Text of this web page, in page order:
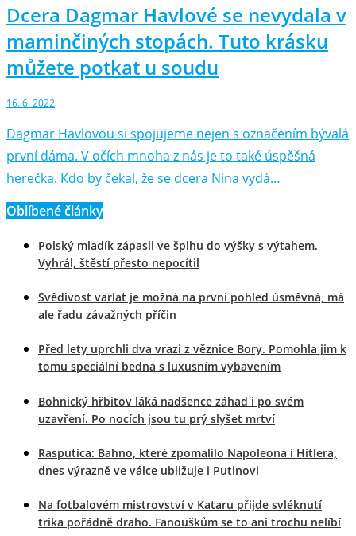
Dcera Dagmar Havlové se nevydala v
maminčiných stopách. Tuto krásku
můžete potkat u soudu
16. 6. 2022
Dagmar Havlovou si spojujeme nejen s označením bývalá
první dáma. V očích mnoha z nás je to také úspěšná
herečka. Kdo by čekal, že se dcera Nina vydá…
Oblíbené články
Polský mladík zápasil ve šplhu do výšky s výtahem.
Vyhrál, štěstí přesto nepocítil
Svědivost varlat je možná na první pohled úsměvná, má
ale řadu závažných příčin
Před lety uprchli dva vrazi z věznice Bory. Pomohla jim k
tomu speciální bedna s luxusním vybavením
Bohnický hřbitov láká nadšence záhad i po svém
uzavření. Po nocích jsou tu prý slyšet mrtví
Rasputica: Bahno, které zpomalilo Napoleona i Hitlera,
dnes výrazně ve válce ubližuje i Putinovi
Na fotbalovém mistrovství v Kataru přijde svléknutí
trika pořádně draho. Fanouškům se to ani trochu nelíbí